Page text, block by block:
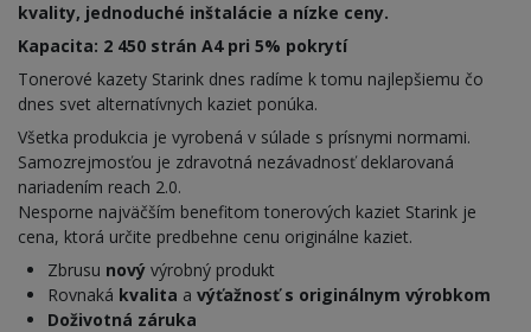
kvality, jednoduché inštalácie a nízke ceny.
Kapacita: 2 450 strán A4 pri 5% pokrytí
Tonerové kazety Starink dnes radíme k tomu najlepšiemu čo
dnes svet alternatívnych kaziet ponúka.
Všetka produkcia je vyrobená v súlade s prísnymi normami.
Samozrejmosťou je zdravotná nezávadnosť deklarovaná
nariadením reach 2.0.
Nesporne najväčším benefitom tonerových kaziet Starink je
cena, ktorá určite predbehne cenu originálne kaziet.
Zbrusu nový výrobný produkt
Rovnaká kvalita a výťažnosť s originálnym výrobkom
Doživotná záruka